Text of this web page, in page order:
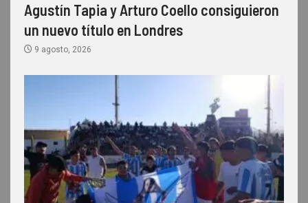
Agustín Tapia y Arturo Coello consiguieron
un nuevo título en Londres
9 agosto, 2026